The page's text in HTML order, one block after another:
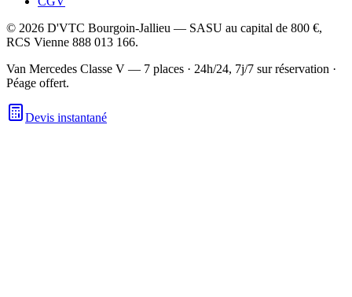
© 2026 D'VTC Bourgoin-Jallieu — SASU au capital de 800 €,
RCS Vienne 888 013 166.
Van Mercedes Classe V — 7 places · 24h/24, 7j/7 sur réservation ·
Péage offert.
Devis instantané